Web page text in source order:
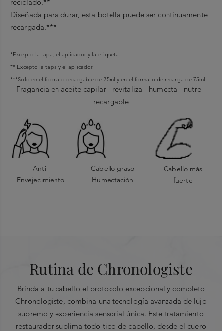
reciclado.**
Diseñada para durar, esta botella puede ser continuamente
recargada.***
*Excepto la tapa, el aplicador y la etiqueta.
** Excepto la tapa y el aplicador.
***Solo en el formato recargable de 75ml y en el formato de recarga de 75ml
Fragancia en aceite capilar - revitaliza - humecta - nutre -
recargable
Anti-
Envejecimiento
Cabello graso
Humectación
Cabello más
fuerte
ISODODECANO ● DIMETICONA ● TRIGLICÉRIDO
CAPRÍLICO/CÁPRICA ● DIMETICONA ● DICAPRILILO
ÉTER ● DIMETICONOL ● TRIMETILSILOXISILICATO ●
PERFUME / FRAGANCIA ● LINALOOL ● ACEITE DE
ARGANIA SPINOSA ● ACEITE DE SEMILLA DE
HELIANTHUS ANNUUS / ACEITE DE SEMILLA DE
Rutina de Chronologiste
Brinda a tu cabello el protocolo excepcional y completo
Chronologiste, combina una tecnología avanzada de lujo
supremo y experiencia sensorial única. Este tratamiento
restaurador sublima todo tipo de cabello, desde el cuero